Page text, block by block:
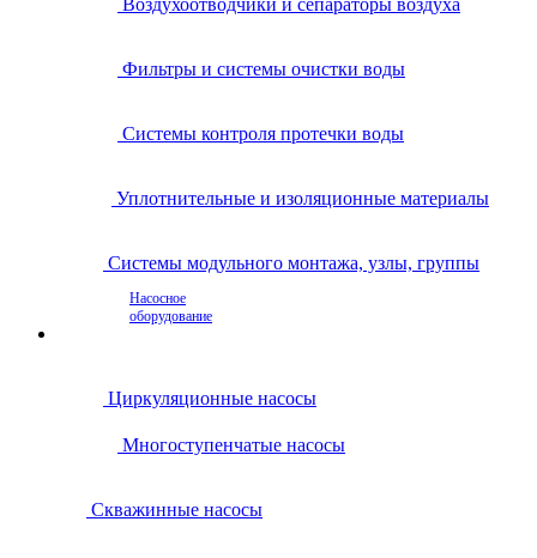
Воздухоотводчики и сепараторы воздуха
Фильтры и системы очистки воды
Системы контроля протечки воды
Уплотнительные и изоляционные материалы
Системы модульного монтажа, узлы, группы
Насосное
оборудование
Циркуляционные насосы
Многоступенчатые насосы
Скважинные насосы